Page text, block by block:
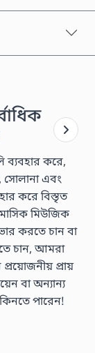
ব্যবহার করে,
এবং
করে বিস্তৃত
মিউজিক
করতে চান বা
চান, আমরা
প্রায়
বা অন্যান্য
পারেন!